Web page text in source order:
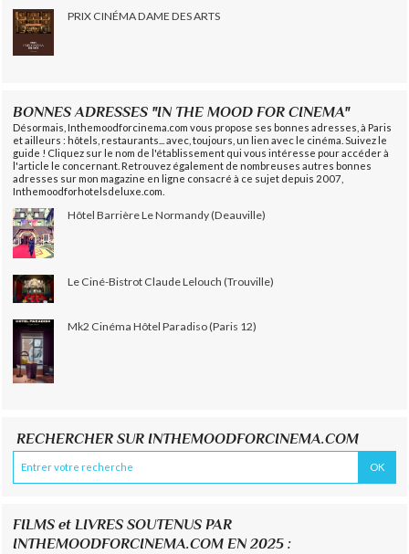
PRIX CINÉMA DAME DES ARTS
BONNES ADRESSES "IN THE MOOD FOR CINEMA"
Désormais, Inthemoodforcinema.com vous propose ses bonnes adresses, à Paris
et ailleurs : hôtels, restaurants... avec, toujours, un lien avec le cinéma. Suivez le
guide ! Cliquez sur le nom de l'établissement qui vous intéresse pour accéder à
l'article le concernant. Retrouvez également de nombreuses autres bonnes
adresses sur mon magazine en ligne consacré à ce sujet depuis 2007,
Inthemoodforhotelsdeluxe.com.
Hôtel Barrière Le Normandy (Deauville)
Le Ciné-Bistrot Claude Lelouch (Trouville)
Mk2 Cinéma Hôtel Paradiso (Paris 12)
RECHERCHER SUR INTHEMOODFORCINEMA.COM
FILMS et LIVRES SOUTENUS PAR
INTHEMOODFORCINEMA.COM EN 2025 :